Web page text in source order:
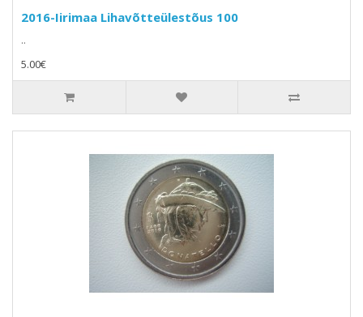
2016-Iirimaa Lihavõtteülestõus 100
..
5.00€